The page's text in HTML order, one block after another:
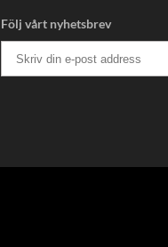
Följ vårt nyhetsbrev